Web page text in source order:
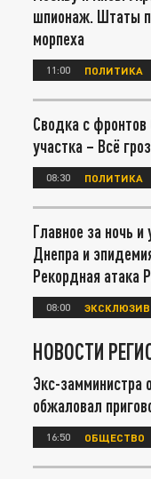
шпионаж. Штаты
морпеха
11:00 ПОЛИТИКА
Сводка с фронтов
участка – Всё
08:30 ПОЛИТИКА
Главное за ночь
Днепра и
Рекордная атака
08:00 ЭКСКЛЮЗИВ
НОВОСТИ
Экс-замминистра
обжаловал
16:50 ОБЩЕСТВО